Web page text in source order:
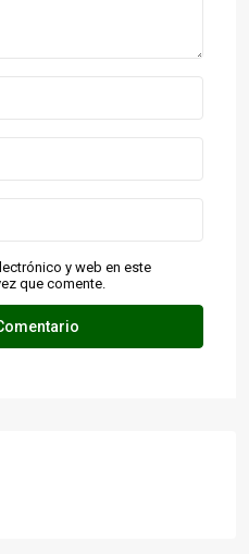
y web en este
que comente.